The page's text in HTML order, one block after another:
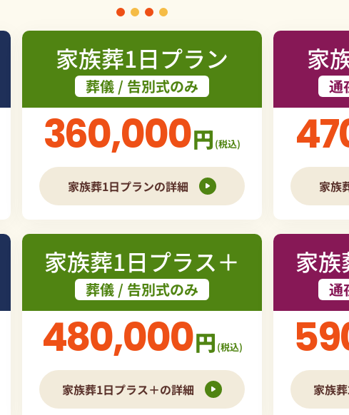
家族葬1日プラン
葬儀 / 告別式のみ
360,000円 (税込)
家族葬1日プランの詳細
家
通
家族
家族葬1日プラス＋
葬儀 / 告別式のみ
480,000円 (税込)
家族葬1日プラス＋の詳細
家族
通
家族